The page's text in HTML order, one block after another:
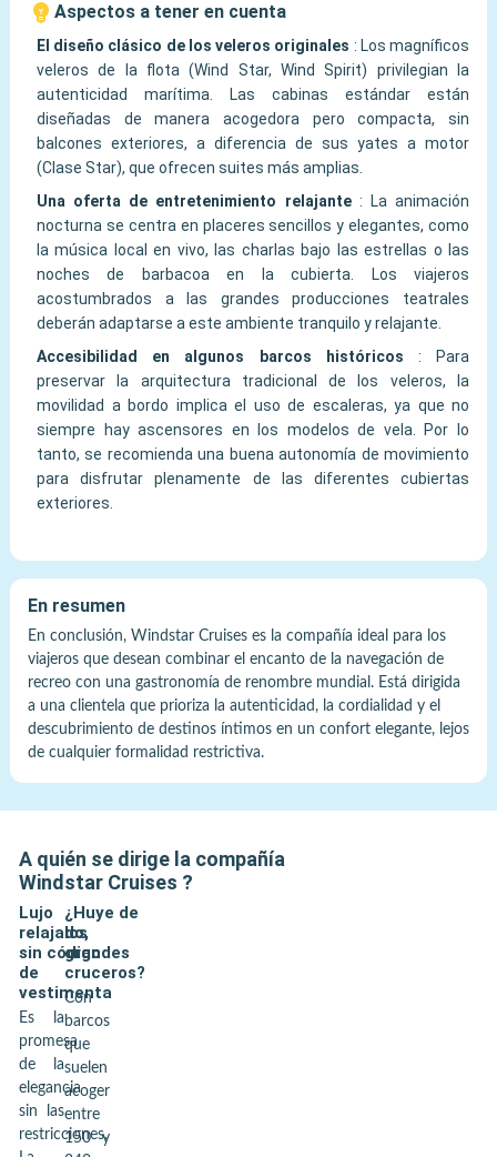
Aspectos a tener en cuenta
El diseño clásico de los veleros originales : Los magníficos
veleros de la flota (Wind Star, Wind Spirit) privilegian la
autenticidad marítima. Las cabinas estándar están
diseñadas de manera acogedora pero compacta, sin
balcones exteriores, a diferencia de sus yates a motor
(Clase Star), que ofrecen suites más amplias.
Una oferta de entretenimiento relajante :
La animación
nocturna se centra en placeres sencillos y elegantes, como
la música local en vivo, las charlas bajo las estrellas o las
noches de barbacoa en la cubierta. Los viajeros
acostumbrados a las grandes producciones teatrales
deberán adaptarse a este ambiente tranquilo y relajante.
Accesibilidad en algunos barcos históricos
:
Para
preservar la arquitectura tradicional de los veleros, la
movilidad a bordo implica el uso de escaleras, ya que no
siempre hay ascensores en los modelos de vela. Por lo
tanto, se recomienda una buena autonomía de movimiento
para disfrutar plenamente de las diferentes cubiertas
exteriores.
En resumen
En conclusión, Windstar Cruises es la compañía ideal para los
viajeros que desean combinar el encanto de la navegación de
recreo con una gastronomía de renombre mundial. Está dirigida
a una clientela que prioriza la autenticidad, la cordialidad y el
descubrimiento de destinos íntimos en un confort elegante, lejos
de cualquier formalidad restrictiva.
A quién se dirige la compañía
Windstar Cruises ?
Lujo
relajado,
sin código
de
vestimenta
Es la
promesa
de la
elegancia
sin las
restricciones.
¿Huye de
los
grandes
cruceros?
Con
barcos
que
suelen
acoger
entre
150 y